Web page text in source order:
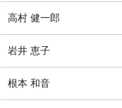
高村 健一郎
岩井 恵子
根本 和音